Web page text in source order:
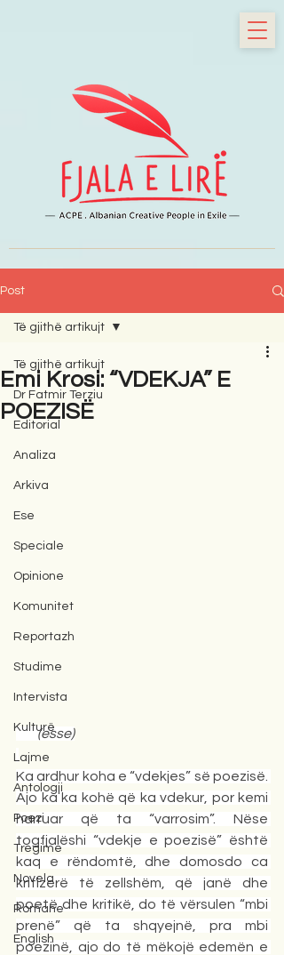
Post
Të gjithë artikujt
Dr Fatmir Terziu
Editorial
Analiza
Arkiva
Ese
Speciale
Opinione
Komunitet
Reportazh
Studime
Intervista
Kulturë
Lajme
Antologji
Poezi
Tregime
Novela
Romane
English
Të gjithë artikujt
Emi Krosi: “VDEKJA” E
POEZISË
(esse)
Ka ardhur koha e “vdekjes” së poezisë.
Ajo ka ka kohë që ka vdekur, por kemi
harruar që ta “varrosim”. Nëse
togfjalëshi “vdekje e poezisë” është
kaq e rëndomtë, dhe domosdo ca
kritizerë të zellshëm, që janë dhe
poetë dhe kritikë, do të vërsulen “mbi
prenë” që ta shqyejnë, pra mbi
poezinë, ajo do të mëkojë edemën e